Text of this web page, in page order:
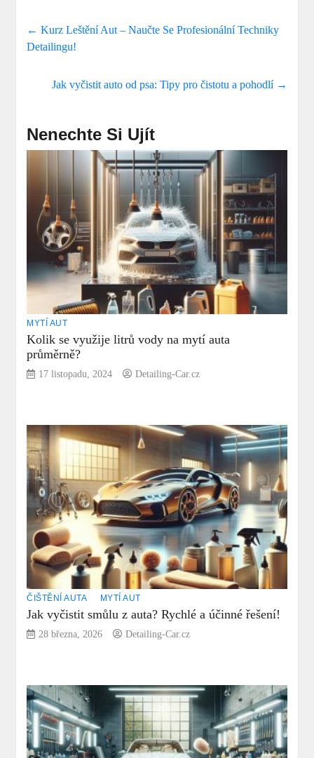
← Kurz Leštění Aut – Naučte Se Profesionální Techniky
Detailingu!
Jak vyčistit auto od psa: Tipy pro čistotu a pohodlí →
Nenechte Si Ujít
MYTÍ AUT
Kolik se využije litrů vody na mytí auta
průměrně?
17 listopadu, 2024 Detailing-Car.cz
ČIŠTĚNÍ AUTA MYTÍ AUT
Jak vyčistit smůlu z auta? Rychlé a účinné řešení!
28 března, 2026 Detailing-Car.cz